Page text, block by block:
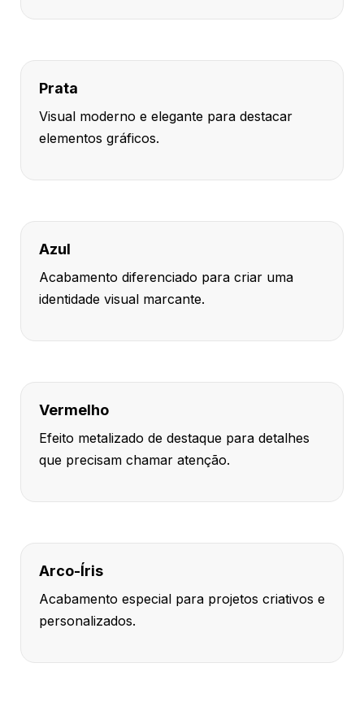
Prata
Visual moderno e elegante para destacar
elementos gráficos.
Azul
Acabamento diferenciado para criar uma
identidade visual marcante.
Vermelho
Efeito metalizado de destaque para detalhes
que precisam chamar atenção.
Arco-Íris
Acabamento especial para projetos criativos e
personalizados.